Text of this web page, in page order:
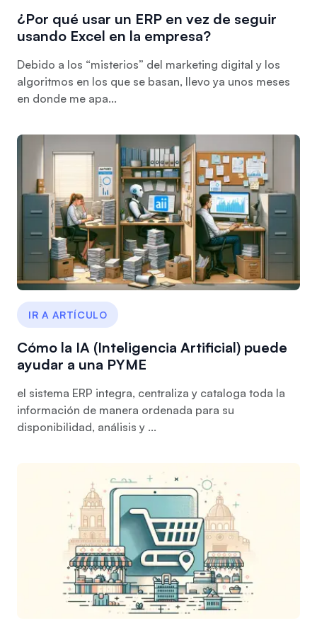
¿Por qué usar un ERP en vez de seguir
usando Excel en la empresa?
Debido a los “misterios” del marketing digital y los
algoritmos en los que se basan, llevo ya unos meses
en donde me apa...
IR A ARTÍCULO
Cómo la IA (Inteligencia Artificial) puede
ayudar a una PYME
el sistema ERP integra, centraliza y cataloga toda la
información de manera ordenada para su
disponibilidad, análisis y ...